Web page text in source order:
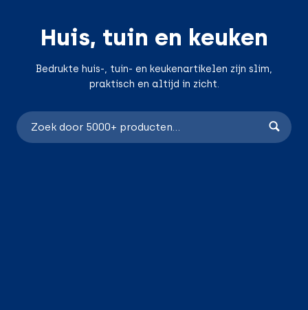
Huis, tuin en keuken
Bedrukte huis-, tuin- en keukenartikelen zijn slim,
praktisch en altijd in zicht.